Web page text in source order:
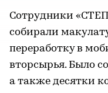
Сотрудники
собирали
переработку в
вторсырья. Было
а также десятки